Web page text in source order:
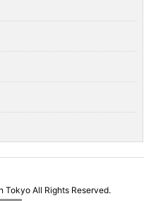
TokyoAll Rights Reserved.